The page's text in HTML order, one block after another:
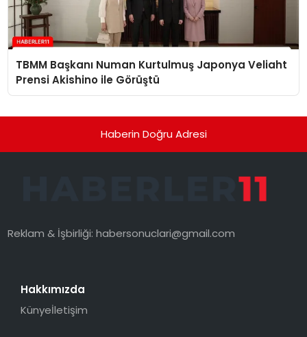
TBMM Başkanı Numan Kurtulmuş Japonya Veliaht
Prensi Akishino ile Görüştü
Haberin Doğru Adresi
Reklam & İşbirliği:habersonuclari@gmail.com
Hakkımızda
Künyeİletişim